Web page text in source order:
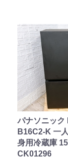
パナソニック
B16C2-K 一
身用冷蔵庫
CK01296